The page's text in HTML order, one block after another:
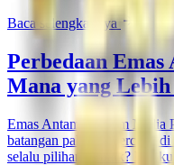
Baca selengkapnya
Perbedaan
Mana yang
Emas Antam (Logam Mulia
batangan paling dipercaya
selalu pilihan terbaik?